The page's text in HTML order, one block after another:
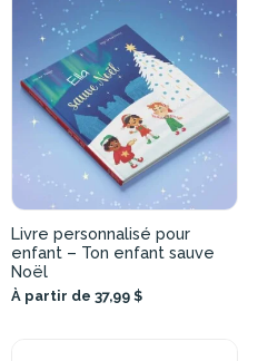
Livre personnalisé pour
enfant – Ton enfant sauve
Noël
À partir de 37,99 $